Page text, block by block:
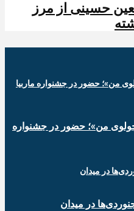
اربعین حسینی از مرز
من»؛ حضور در جشنواره
در میدان